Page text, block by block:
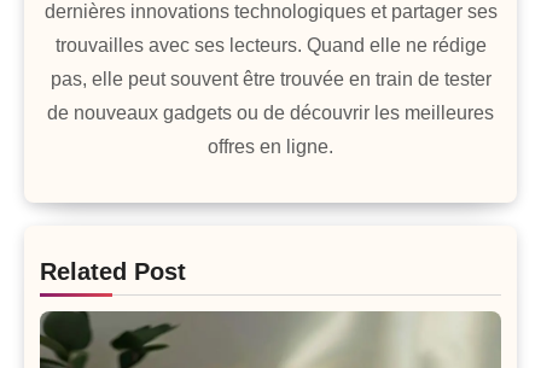
dernières innovations technologiques et partager ses
trouvailles avec ses lecteurs. Quand elle ne rédige
pas, elle peut souvent être trouvée en train de tester
de nouveaux gadgets ou de découvrir les meilleures
offres en ligne.
Related Post